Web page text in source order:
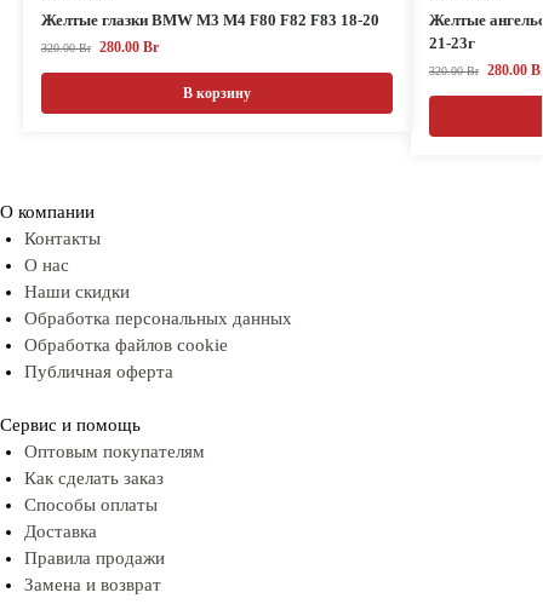
Желтые глазки BMW M3 M4 F80 F82 F83 18-20
320.00Br 280.00 Br
В корзину
Желтые
21-23г
320.00Br 280.00
О компании
Контакты
О нас
Наши скидки
Обработка персональных данных
Обработка файлов cookie
Публичная оферта
Сервис и помощь
Оптовым покупателям
Как сделать заказ
Способы оплаты
Доставка
Правила продажи
Замена и возврат